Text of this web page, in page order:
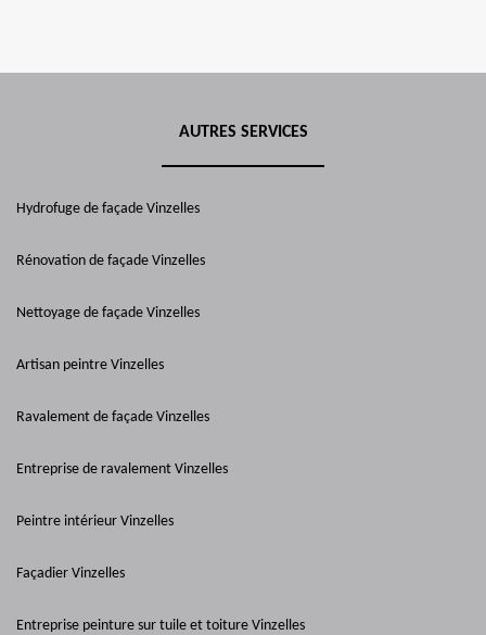
AUTRES SERVICES
Hydrofuge de façade Vinzelles
Rénovation de façade Vinzelles
Nettoyage de façade Vinzelles
Artisan peintre Vinzelles
Ravalement de façade Vinzelles
Entreprise de ravalement Vinzelles
Peintre intérieur Vinzelles
Façadier Vinzelles
Entreprise peinture sur tuile et toiture Vinzelles